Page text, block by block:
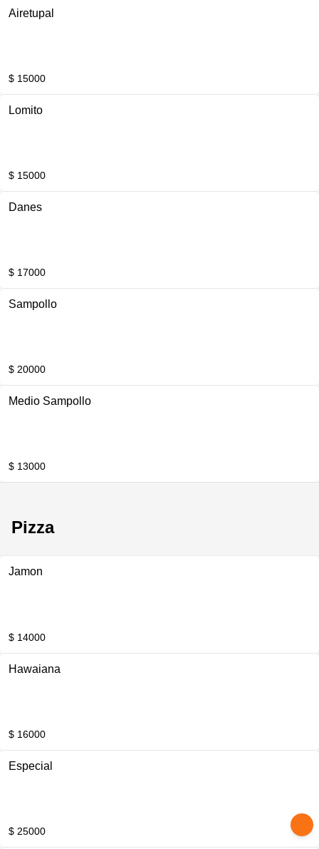
Airetupal
$ 15000
Lomito
$ 15000
Danes
$ 17000
Sampollo
$ 20000
Medio Sampollo
$ 13000
Pizza
Jamon
$ 14000
Hawaiana
$ 16000
Especial
$ 25000